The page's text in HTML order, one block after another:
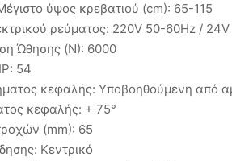
ύψος κρεβατιού (cm): 65-115
ρεύματος: 220V 50-60Hz / 24V
Ώθησης (N): 6000
54
κεφαλής: Υποβοηθούμενη από
κεφαλής: + 75°
(mm): 65
Κεντρικό